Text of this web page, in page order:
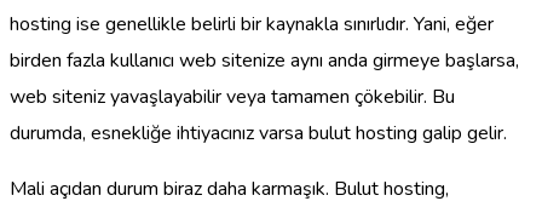
hosting ise genellikle belirli bir kaynakla sınırlıdır. Yani, eğer
birden fazla kullanıcı web sitenize aynı anda girmeye başlarsa,
web siteniz yavaşlayabilir veya tamamen çökebilir. Bu
durumda, esnekliğe ihtiyacınız varsa bulut hosting galip gelir.
Mali açıdan durum biraz daha karmaşık. Bulut hosting,